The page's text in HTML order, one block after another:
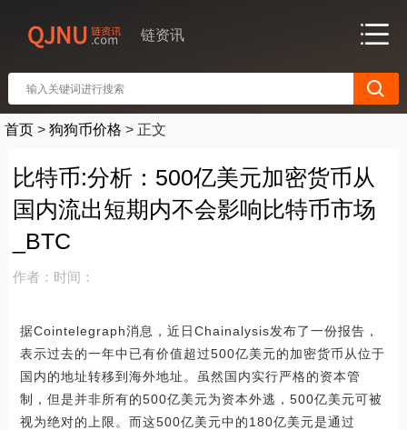
链资讯
首页 > 狗狗币价格 > 正文
比特币:分析：500亿美元加密货币从
国内流出短期内不会影响比特币市场
_BTC
作者： 时间：
据Cointelegraph消息，近日Chainalysis发布了一份报告，
表示过去的一年中已有价值超过500亿美元的加密货币从位于
国内的地址转移到海外地址。虽然国内实行严格的资本管
制，但是并非所有的500亿美元为资本外逃，500亿美元可被
视为绝对的上限。而这500亿美元中的180亿美元是通过